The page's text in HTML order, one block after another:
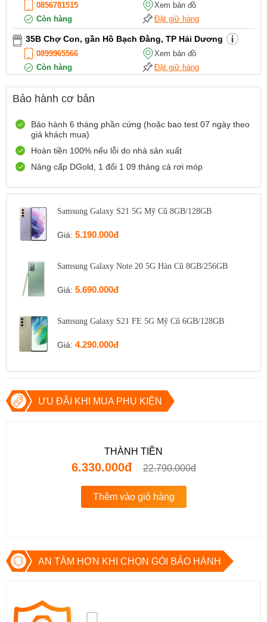
0856781515
Xem bản đồ
Còn hàng
Đặt giữ hàng
35B Chợ Con, gần Hồ Bạch Đằng, TP Hải Dương
0899965566
Xem bản đồ
Còn hàng
Đặt giữ hàng
12 Điện Biên Phủ, TP Hải Phòng
0916551212
Số 72 Trần Thành Ngọ,TP Hải Phòng
0888667272
Xem bản đồ
Còn hàng
Đặt giữ hàng
Còn hàng
Đặt giữ hàng
Bảo hành cơ bản
Bảo hành 6 tháng phần cứng (hoặc bao test 07 ngày theo
giá khách mua)
Hoàn tiền 100% nếu lỗi do nhà sản xuất
Nâng cấp DGold, 1 đổi 1 09 tháng cả rơi móp
Samsung Galaxy S21 5G Mỹ Cũ 8GB/128GB
Giá: 5.190.000đ
Samsung Galaxy Note 20 5G Hàn Cũ 8GB/256GB
Giá: 5.690.000đ
Samsung Galaxy S21 FE 5G Mỹ Cũ 6GB/128GB
Giá: 4.290.000đ
ƯU ĐÃI KHI MUA PHỤ KIỆN
THÀNH TIỀN
6.330.000đ 22.790.000đ
Thêm vào giỏ hàng
AN TÂM HƠN KHI CHỌN GÓI BẢO HÀNH